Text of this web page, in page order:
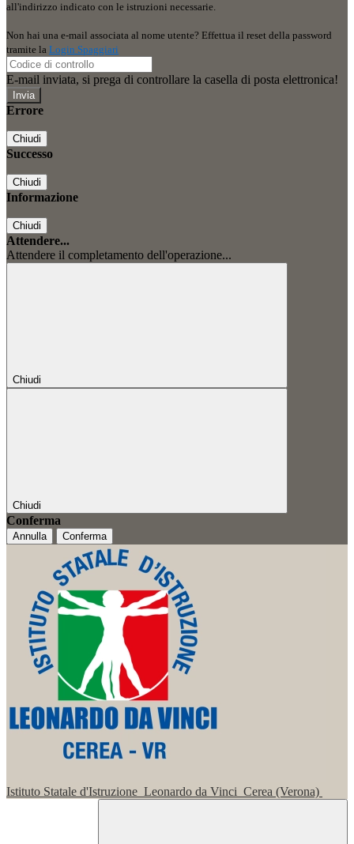
all'indirizzo indicato con le istruzioni necessarie.
Non hai una e-mail associata al nome utente? Effettua il reset della password
tramite la Login Spaggiari
E-mail inviata, si prega di controllare la casella di posta elettronica!
Errore
Chiudi
Successo
Chiudi
Informazione
Chiudi
Attendere...
Attendere il completamento dell'operazione...
Chiudi
Chiudi
Conferma
Annulla Conferma
Istituto Statale d'Istruzione Leonardo da Vinci Cerea (Verona)